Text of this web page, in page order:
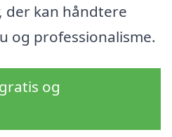
der kan håndtere
og professionalisme.
og